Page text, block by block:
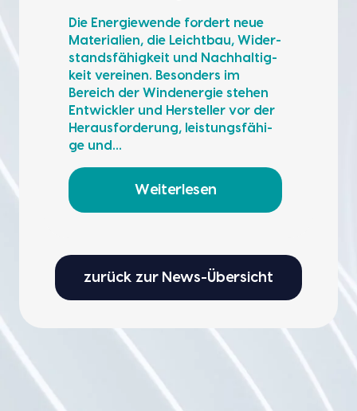
Die Ener­gie­wen­de for­dert neue
Mate­ria­li­en, die Leicht­bau, Wider­
stands­fä­hig­keit und Nach­hal­tig­
keit ver­ei­nen. Beson­ders im
Bereich der Wind­ener­gie ste­hen
Ent­wick­ler und Her­stel­ler vor der
Her­aus­for­de­rung, leis­tungs­fä­hi­
ge und…
Weiterlesen
zurück zur News-Übersicht